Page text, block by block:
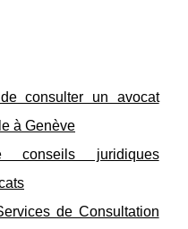
consulter un avocat
à Genève
conseils juridiques
de Consultation